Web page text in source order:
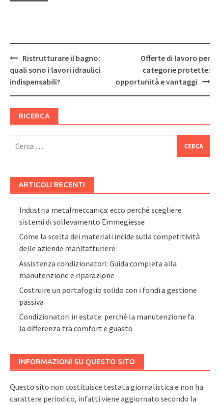
Post
navigation
Ristrutturare il bagno:
quali sono i lavori idraulici
indispensabili?
Offerte di lavoro per
categorie protette:
opportunità e vantaggi
RICERCA
per:
ARTICOLI RECENTI
Industria metalmeccanica: ecco perché scegliere
sistemi di sollevamento Emmegiesse
Come la scelta dei materiali incide sulla competitività
delle aziende manifatturiere
Assistenza condizionatori: Guida completa alla
manutenzione e riparazione
Costruire un portafoglio solido con i fondi a gestione
passiva
Condizionatori in estate: perché la manutenzione fa
la differenza tra comfort e guasto
INFORMAZIONI SU QUESTO SITO
Questo sito non costituisce testata giornalistica e non ha
carattere periodico, infatti viene aggiornato secondo la